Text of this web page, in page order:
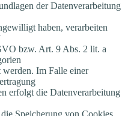
der Datenverarbeitung
haben, verarbeiten
bzw. Art. 9 Abs. 2 lit. a
Im Falle einer
erfolgt die Datenverarbeitung
Speicherung von Cookies